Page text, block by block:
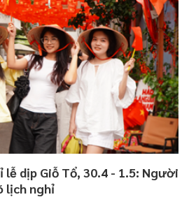
lễ dịp Giỗ Tổ, 30.4 - 1.5: Người
lịch nghỉ